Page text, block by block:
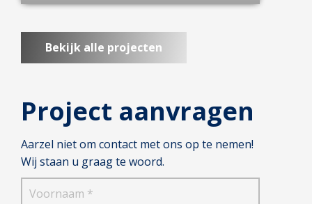
Project aanvragen
Aarzel niet om contact met ons op te nemen!
Wij staan u graag te woord.
Bekijk alle projecten